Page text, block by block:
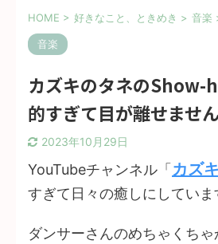
HOME > 好きなこと、ときめき > 音楽
音楽
カズキのタネのShow-
的すぎて目が離せません
2023年10月29日
YouTubeチャンネル「 カズ
すぎて日々の癒しにしていま
ダンサーさんのめちゃくち